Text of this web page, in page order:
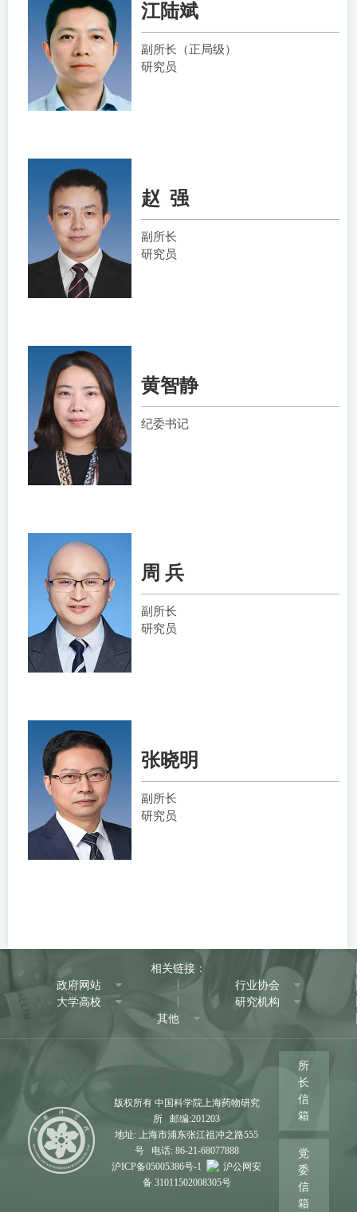
江陆斌
副所长（正局级）
研究员
赵 强
副所长
研究员
黄智静
纪委书记
周 兵
副所长
研究员
张晓明
副所长
研究员
相关链接：
政府网站
行业协会
大学高校
研究机构
其他
版权所有 中国科学院上海药物研究
所 邮编:201203
地址: 上海市浦东张江祖冲之路555
号 电话: 86-21-68077888
沪ICP备05005386号-1
沪公网安
备 31011502008305号
所
长
信
箱
党
委
信
箱